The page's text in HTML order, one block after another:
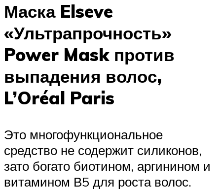
Маска Elseve
«Ультрапрочность»
Power Mask против
выпадения волос,
L’Oréal Paris
Это многофункциональное
средство не содержит силиконов,
зато богато биотином, аргинином и
витамином В5 для роста волос.